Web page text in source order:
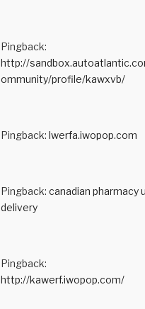
Pingback:
http://
ommunity/profile/kawxvb/
Pingback: lwerfa.iwopop.com
Pingback: canadian pharmacy
delivery
Pingback:
http://kawerf.iwopop.com/